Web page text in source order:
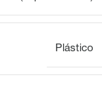
Plástico